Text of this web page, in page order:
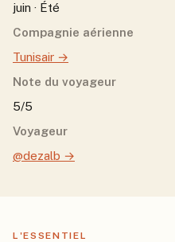
juin · Été
Compagnie aérienne
Tunisair →
Note du voyageur
5/5
Voyageur
@dezalb →
L'ESSENTIEL